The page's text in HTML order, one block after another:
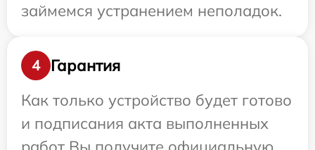
займемся устранением неполадок.
4
Гарантия
Как только устройство будет готово
и подписания акта выполненных